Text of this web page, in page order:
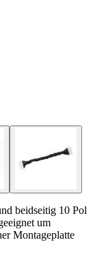
beidseitig 10 Pol
um
Montageplatte